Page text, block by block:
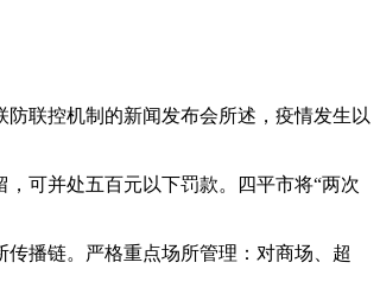
联控机制的新闻发布会所述，疫情发生以
可并处五百元以下罚款。四平市将“两次
播链。严格重点场所管理：对商场、超